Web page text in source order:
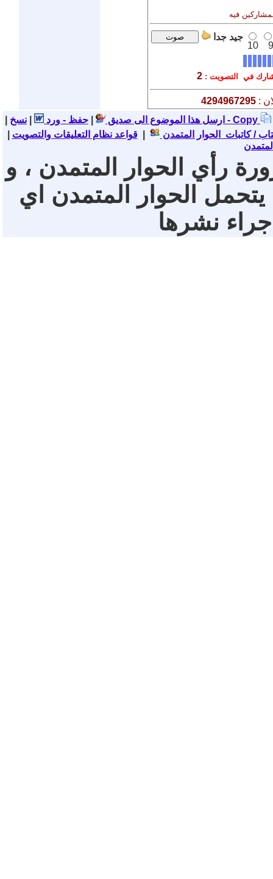
فيه
9
10
جيد جدا
في التصويت :2
:
4294967295
ارسل هذا الموضوع الى صديق حفظ - ورد نسخ - Copy
/ كاتبات الحوار المتمدن |قواعد نظام التعليقات والتصويت
رأي الحوار المتمدن ، و
يتحمل الحوار المتمدن اي
جراء نشرها